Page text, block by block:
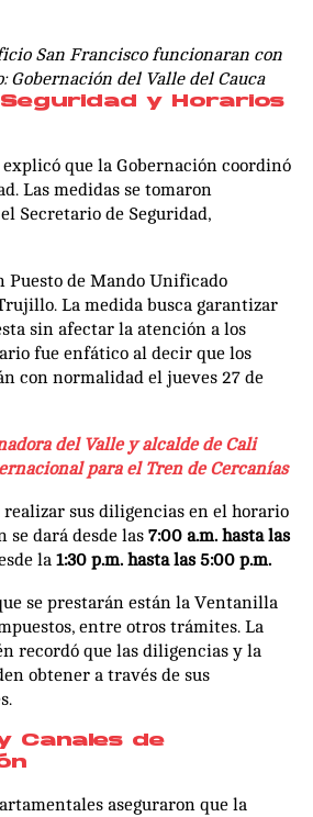
San Francisco funcionaran con
Gobernación del Valle del Cauca
Seguridad y Horarios
que la Gobernación coordinó
Las medidas se tomaron
Secretario de Seguridad,
Puesto de Mando Unificado
La medida busca garantizar
sin afectar la atención a los
fue enfático al decir que los
con normalidad el jueves 27 de
del Valle y alcalde de Cali
para el Tren de Cercanías
realizar sus diligencias en el horario
se dará desde las 7:00 a.m. hasta las
la 1:30 p.m. hasta las 5:00 p.m.
se prestarán están la Ventanilla
entre otros trámites. La
recordó que las diligencias y la
obtener a través de sus
Canales de
aseguraron que la